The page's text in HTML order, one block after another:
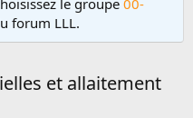
le groupe00-
forum LLL.
et allaitement